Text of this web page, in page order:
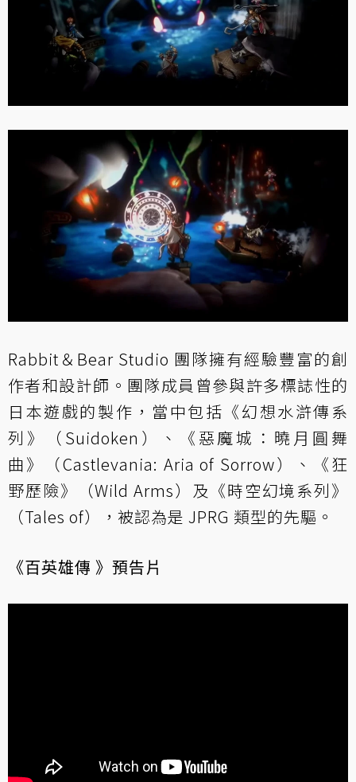
Rabbit＆Bear Studio 團隊擁有經驗豐富的創
作者和設計師。團隊成員曾參與許多標誌性的
日本遊戲的製作，當中包括《幻想水滸傳系
列》（Suidoken）、《惡魔城：曉月圓舞
曲》（Castlevania: Aria of Sorrow）、《狂
野歷險》（Wild Arms）及《時空幻境系列》
（Tales of），被認為是 JPRG 類型的先驅。
《百英雄傳 》預告片